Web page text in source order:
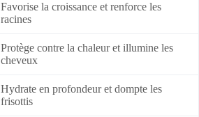
Favorise la croissance et renforce les
racines
Protège contre la chaleur et illumine les
cheveux
Hydrate en profondeur et dompte les
frisottis